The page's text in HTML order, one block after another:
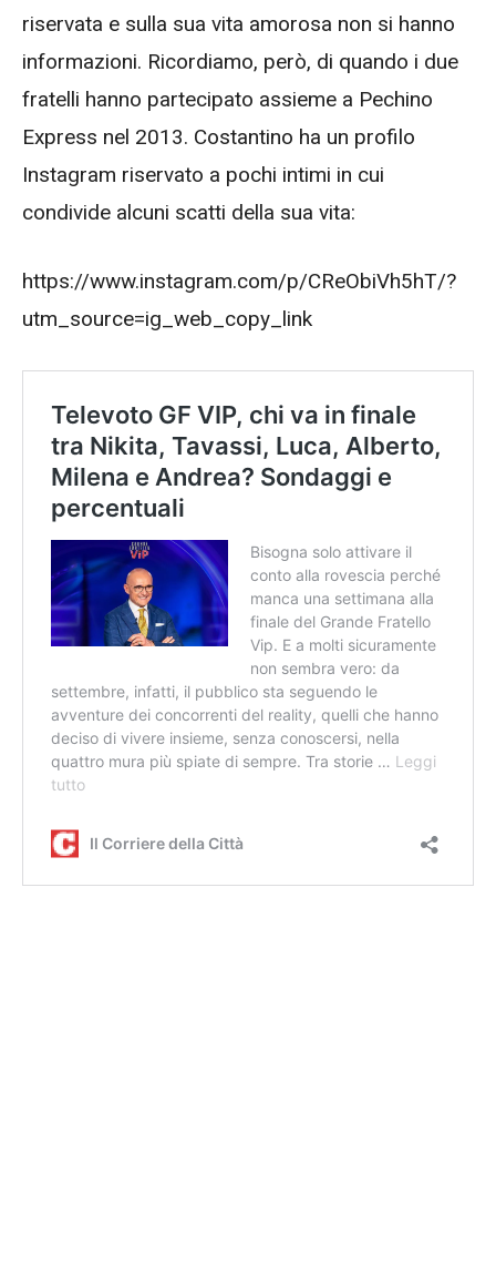
riservata e sulla sua vita amorosa non si hanno
informazioni. Ricordiamo, però, di quando i due
fratelli hanno partecipato assieme a Pechino
Express nel 2013. Costantino ha un profilo
Instagram riservato a pochi intimi in cui
condivide alcuni scatti della sua vita:
https://www.instagram.com/p/CReObiVh5hT/?
utm_source=ig_web_copy_link